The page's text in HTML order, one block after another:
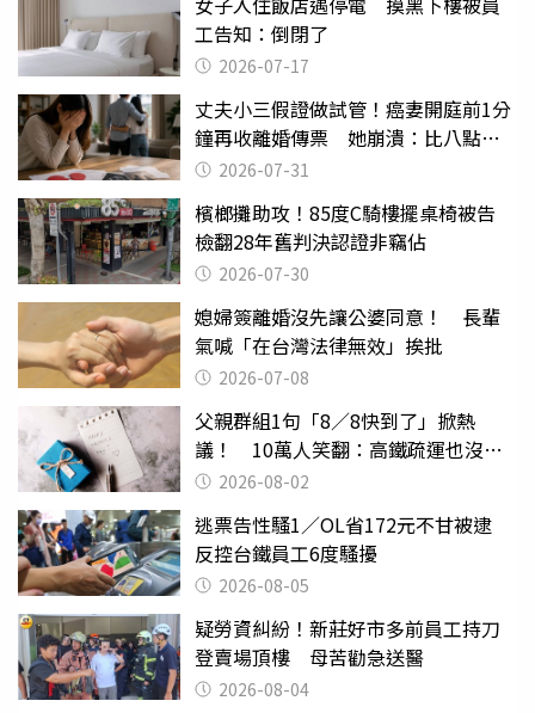
工告知：倒閉了
2026-07-17
丈夫小三假證做試管！癌妻開庭前1分
鐘再收離婚傳票 她崩潰：比八點檔
還扯2026-07-31
檳榔攤助攻！85度C騎樓擺桌椅被告
檢翻28年舊判決認證非竊佔
2026-07-30
媳婦簽離婚沒先讓公婆同意！ 長輩
氣喊「在台灣法律無效」挨批
2026-07-08
父親群組1句「8／8快到了」掀熱
議！ 10萬人笑翻：高鐵疏運也沒列
父親節
2026-08-02
逃票告性騷1／OL省172元不甘被逮
反控台鐵員工6度騷擾
2026-08-05
疑勞資糾紛！新莊好市多前員工持刀
登賣場頂樓 母苦勸急送醫
2026-08-04